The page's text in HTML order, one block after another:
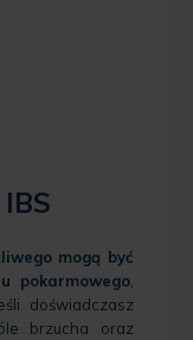
mogą być
pokarmowego,
doświadczasz
brzucha oraz